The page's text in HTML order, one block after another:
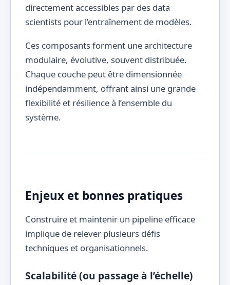
directement accessibles par des data
scientists pour l’entraînement de modèles.
Ces composants forment une architecture
modulaire, évolutive, souvent distribuée.
Chaque couche peut être dimensionnée
indépendamment, offrant ainsi une grande
flexibilité et résilience à l’ensemble du
système.
Enjeux et bonnes pratiques
Construire et maintenir un pipeline efficace
implique de relever plusieurs défis
techniques et organisationnels.
Scalabilité (ou passage à l’échelle)